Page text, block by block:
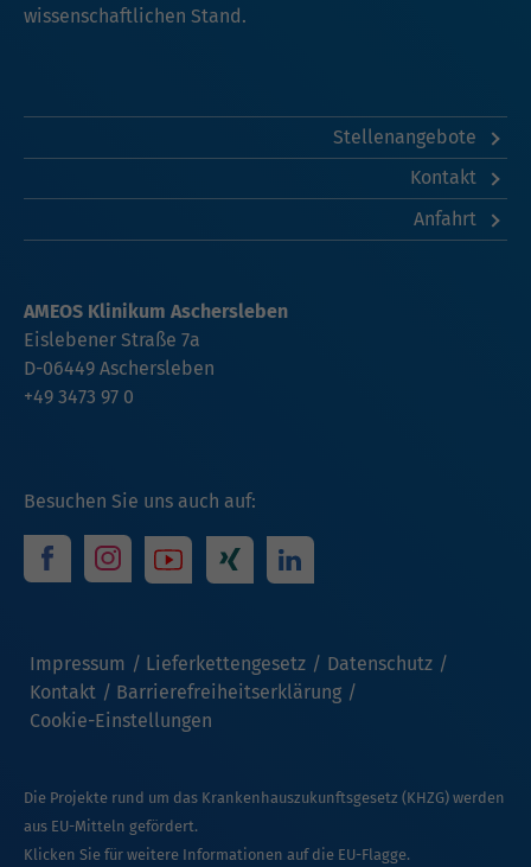
wissenschaftlichen Stand.
Stellenangebote
Kontakt
Anfahrt
Besuchen Sie uns auch auf:
Impressum Lieferkettengesetz
Datenschutz
Kontakt
Barrierefreiheitserklärung
Cookie-Einstellungen
AMEOS Klinikum Aschersleben
Eislebener Straße 7a
D-06449 Aschersleben
+49 3473 97 0
Die Projekte rund um das Krankenhauszukunftsgesetz (KHZG) werden
aus EU-Mitteln gefördert.
Klicken Sie für weitere Informationen auf die EU-Flagge.